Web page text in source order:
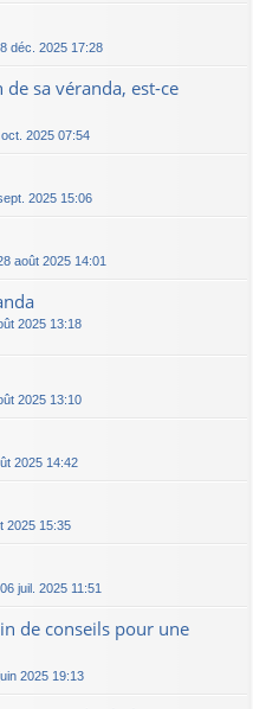
déc. 2025 17:28
sa véranda, est-ce
oct. 2025 07:54
2025 15:06
août 2025 14:01
2025 13:18
2025 13:10
2025 14:42
2025 15:35
06 juil. 2025 11:51
de conseils pour une
2025 19:13